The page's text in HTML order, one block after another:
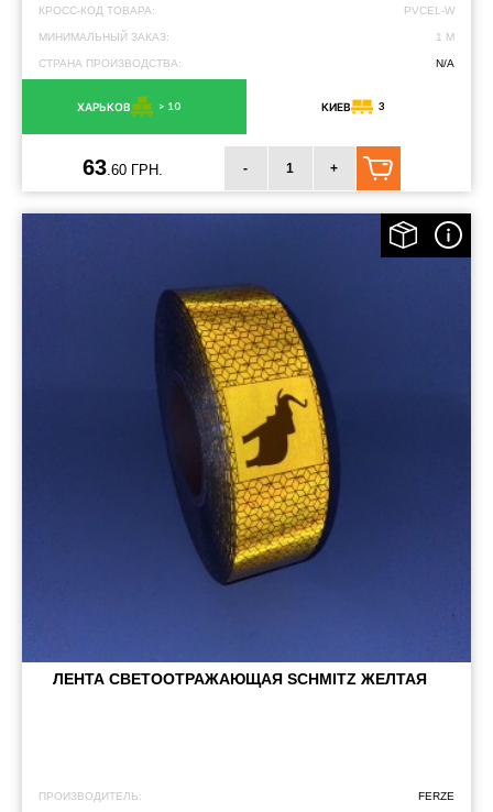
КРОСС-КОД ТОВАРА: PVCEL-W
МИНИМАЛЬНЫЙ ЗАКАЗ: 1 М
СТРАНА ПРОИЗВОДСТВА: N/A
ХАРЬКОВ > 10 КИЕВ 3
63 .60 ГРН. - +
ЛЕНТА СВЕТООТРАЖАЮЩАЯ SCHMITZ ЖЕЛТАЯ
ПРОИЗВОДИТЕЛЬ: FERZE